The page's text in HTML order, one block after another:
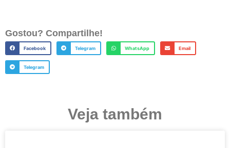
Gostou? Compartilhe!
Facebook Telegram WhatsApp Email
Telegram
Veja também